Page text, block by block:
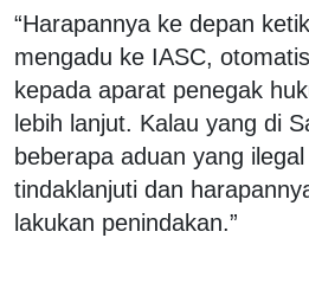
“Harapannya ke depan
mengadu ke IASC,
kepada aparat penegak
lebih lanjut. Kalau yang di
beberapa aduan yang
tindaklanjuti dan
lakukan penindakan.”